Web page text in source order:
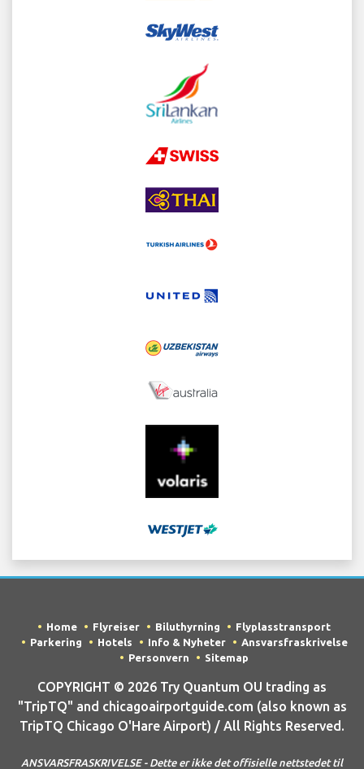
Home Flyreiser Biluthyrning
Flyplasstransport
Parkering
Hotels Info & Nyheter
Ansvarsfraskrivelse
Personvern
Sitemap
COPYRIGHT © 2026 Try Quantum OU trading as
"TripTQ" and chicagoairportguide.com (also known as
TripTQ Chicago O'Hare Airport) / All Rights Reserved.
ANSVARSFRASKRIVELSE - Dette er ikke det offisielle nettstedet til